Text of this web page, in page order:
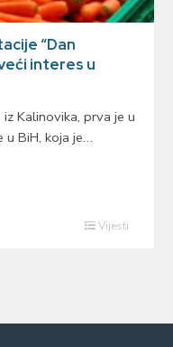
“Dan
interes u
Kalinovika, prva je u
u BiH, koja je…
Vijesti